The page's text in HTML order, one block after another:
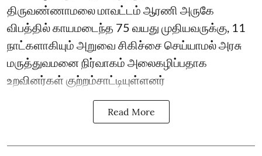
திருவண்ணாமலை மாவட்டம் ஆரணி அருகே
விபத்தில் காயமடைந்த 75 வயது முதியவருக்கு, 11
நாட்களாகியும் அறுவை சிகிச்சை செய்யாமல் அரசு
மருத்துவமனை நிர்வாகம் அலைகழிப்பதாக
உறவினர்கள் குற்றம்சாட்டியுள்ளனர்
Read More